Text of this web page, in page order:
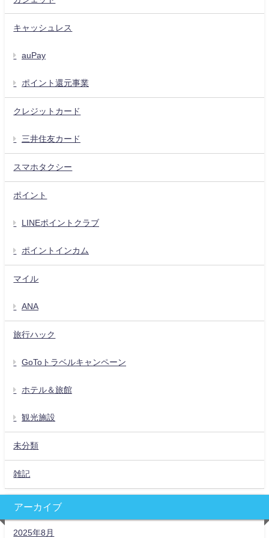
キャッシュレス
auPay
ポイント還元事業
クレジットカード
三井住友カード
スマホタクシー
ポイント
LINEポイントクラブ
ポイントインカム
マイル
ANA
旅行ハック
GoToトラベルキャンペーン
ホテル＆旅館
観光施設
未分類
雑記
アーカイブ
2025年8月